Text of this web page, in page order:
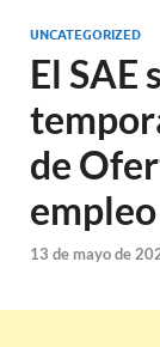
UNCATEGORIZED
El SAE
de
empleo
13 de mayo de